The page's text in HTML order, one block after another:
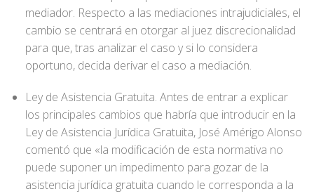
mediador. Respecto a las mediaciones intrajudiciales, el
cambio se centrará en otorgar al juez discrecionalidad
para que, tras analizar el caso y si lo considera
oportuno, decida derivar el caso a mediación.
Ley de Asistencia Gratuita. Antes de entrar a explicar
los principales cambios que habría que introducir en la
Ley de Asistencia Jurídica Gratuita, José Amérigo Alonso
comentó que «la modificación de esta normativa no
puede suponer un impedimento para gozar de la
asistencia jurídica gratuita cuando le corresponda a la